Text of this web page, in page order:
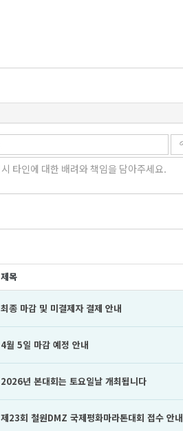
제목
최종 마감 및 미결제자 결제 안내
4월 5일 마감 예정 안내
2026년 본대회는 토요일날 개최됩니다
제23회 철원DMZ 국제평화마라톤대회 접수 안내